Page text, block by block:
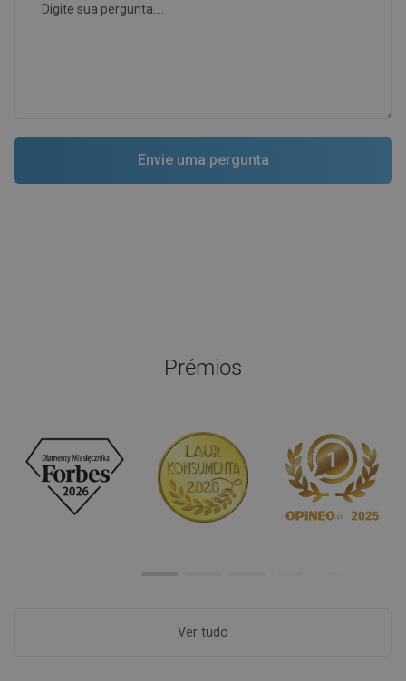
Prémios
Ver tudo